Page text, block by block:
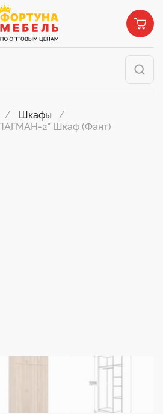
Шкафы
2" Шкаф (Фант)